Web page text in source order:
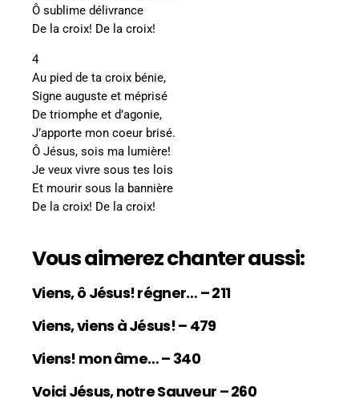
Ô sublime délivrance
De la croix! De la croix!
4
Au pied de ta croix bénie,
Signe auguste et méprisé
De triomphe et d’agonie,
J’apporte mon coeur brisé.
Ô Jésus, sois ma lumière!
Je veux vivre sous tes lois
Et mourir sous la bannière
De la croix! De la croix!
Vous aimerez chanter aussi:
Viens, ô Jésus! régner… – 211
Viens, viens à Jésus! – 479
Viens! mon âme… – 340
Voici Jésus, notre Sauveur – 260